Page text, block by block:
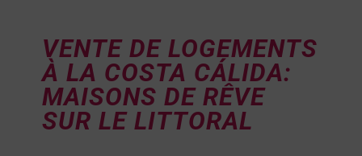
VENTE DE LOGEMENTS
À LA COSTA CÁLIDA:
MAISONS DE RÊVE
SUR LE LITTORAL